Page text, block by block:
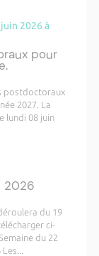
2026 à
pour
postdoctoraux
2027. La
lundi 08 juin
2026
du 19
ci-
du 22